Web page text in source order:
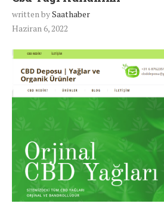
written bySaathaber
Haziran 6, 2022